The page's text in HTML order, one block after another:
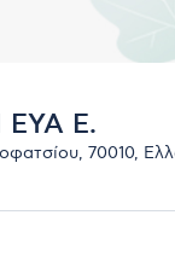
Ε.
70010,